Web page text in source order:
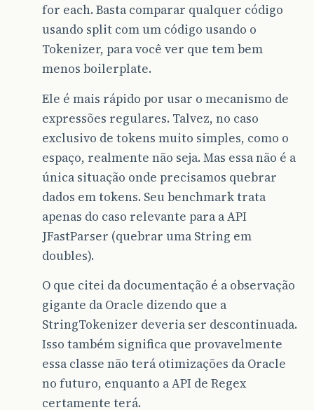
for each. Basta comparar qualquer código
usando split com um código usando o
Tokenizer, para você ver que tem bem
menos boilerplate.
Ele é mais rápido por usar o mecanismo de
expressões regulares. Talvez, no caso
exclusivo de tokens muito simples, como o
espaço, realmente não seja. Mas essa não é a
única situação onde precisamos quebrar
dados em tokens. Seu benchmark trata
apenas do caso relevante para a API
JFastParser (quebrar uma String em
doubles).
O que citei da documentação é a observação
gigante da Oracle dizendo que a
StringTokenizer deveria ser descontinuada.
Isso também significa que provavelmente
essa classe não terá otimizações da Oracle
no futuro, enquanto a API de Regex
certamente terá.